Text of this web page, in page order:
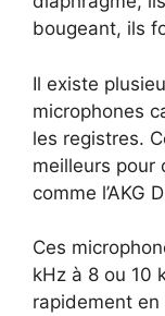
bougeant, ils
Il existe
microphones
les registres.
meilleurs pour
comme l’AKG
Ces
kHz à 8 ou 10
rapidement